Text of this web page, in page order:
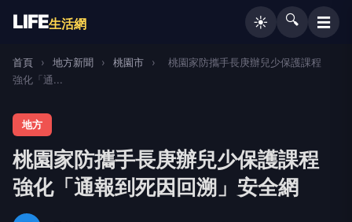
LIFE生活網 ☀️ 🔍 ☰
首頁 › 地方新聞 › 桃園市 ›
桃園家防攜手長庚辦兒少保護課程
強化「通...
地方
桃園家防攜手長庚辦兒少保護課程
強化「通報到死因回溯」安全網